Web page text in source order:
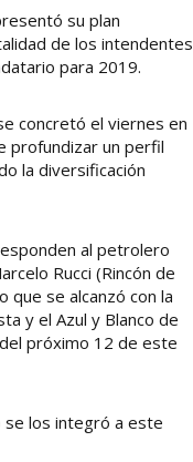
su plan
de los intendentes
para 2019.
concretó el viernes en
profundizar un perfil
la diversificación
al petrolero
Rucci (Rincón de
que se alcanzó con la
y el Azul y Blanco de
próximo 12 de este
se los integró a este